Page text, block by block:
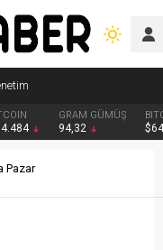
GRAM GÜMÜŞ
94,32
Pazar